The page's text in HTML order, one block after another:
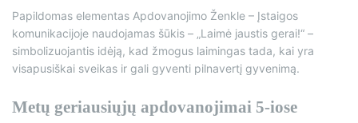
Papildomas elementas Apdovanojimo Ženkle – Įstaigos
komunikacijoje naudojamas šūkis – „Laimė jaustis gerai!“ –
simbolizuojantis idėją, kad žmogus laimingas tada, kai yra
visapusiškai sveikas ir gali gyventi pilnavertį gyvenimą.
Metų geriausiųjų apdovanojimai 5-iose